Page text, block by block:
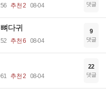
추천 2 08-04 댓글
다귀
추천 6 08-04
9
댓글
추천 2 08-04
22
댓글